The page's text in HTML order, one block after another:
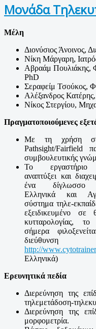
Μονάδα
Μέλη
Διονύσιος Άνοινος,
Νίκη Μάργαρη,
Αβραάμ Πουλιάκης,
PhD
Σεραφείμ Τσούκος,
Αλέξανδρος
Νίκος Στεργίου,
Πραγματοποιούμενες
Με τη χρήση
Pathsight/Fairfield
συμβουλευτικής
Το εργαστήριο
αναπτύξει και
ένα δίγλωσσο
Ελληνικά και
σύστημα τηλε-
εξειδικευμένο σε
κυτταρολογίας, το
σήμερα
διεύθυνση
http://
Ελληνικά)
Ερευνητικά πεδία
Διερεύνηση της
τηλεμετάδοση-
Διερεύνηση της
μορφομετρία.